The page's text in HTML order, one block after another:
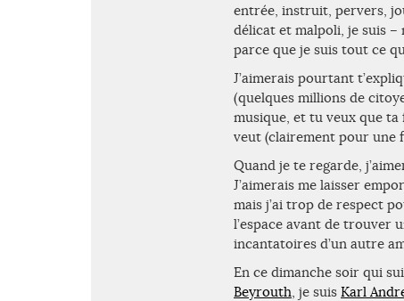
entrée, instruit, pervers,
délicat et malpoli, je suis
parce que je suis tout ce
J’aimerais pourtant
(quelques millions de
musique, et tu veux que ta
veut (clairement pour une
Quand je te regarde,
J’aimerais me laisser
mais j’ai trop de respect
l’espace avant de trouver
incantatoires d’un autre
En ce dimanche soir qui
Beyrouth, je suis Karl